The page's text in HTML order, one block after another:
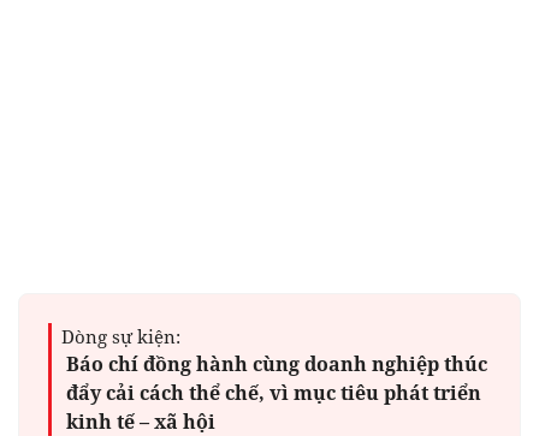
Dòng sự kiện:
Báo chí đồng hành cùng doanh nghiệp thúc
đẩy cải cách thể chế, vì mục tiêu phát triển
kinh tế – xã hội